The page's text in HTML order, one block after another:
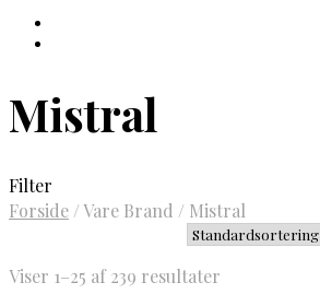
Mistral
Filter
Forside /Vare Brand / Mistral
Viser 1–25 af 239 resultater